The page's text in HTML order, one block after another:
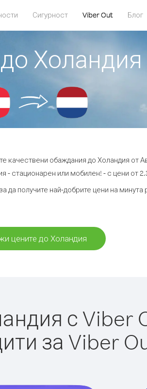
Сигурност Viber Out Блог
качествени обаждания до Холандия от
- стационарен или мобилен! - с цени от
да получите най-добрите цени на
цените до Холандия
с Viber
за Viber